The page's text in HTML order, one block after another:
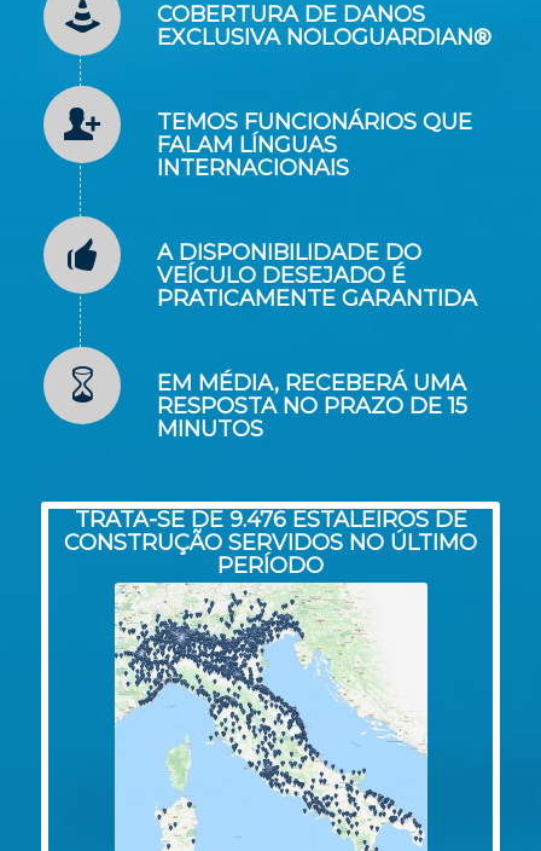
COBERTURA DE DANOS
EXCLUSIVA NOLOGUARDIAN®
TEMOS FUNCIONÁRIOS QUE
FALAM LÍNGUAS
INTERNACIONAIS
A DISPONIBILIDADE DO
VEÍCULO DESEJADO É
PRATICAMENTE GARANTIDA
EM MÉDIA, RECEBERÁ UMA
RESPOSTA NO PRAZO DE 15
MINUTOS
TRATA-SE DE 9.476 ESTALEIROS DE
CONSTRUÇÃO SERVIDOS NO ÚLTIMO
PERÍODO